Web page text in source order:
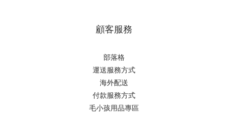
顧客服務
部落格
運送服務方式
海外配送
付款服務方式
毛小孩用品專區